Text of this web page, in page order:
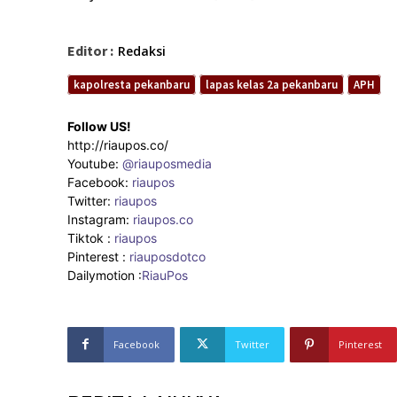
Editor : Redaksi
kapolresta pekanbaru lapas kelas 2a pekanbaru APH
Follow US!
http://riaupos.co/
Youtube: @riauposmedia
Facebook: riaupos
Twitter: riaupos
Instagram: riaupos.co
Tiktok : riaupos
Pinterest : riauposdotco
Dailymotion :RiauPos
Facebook Twitter Pinterest